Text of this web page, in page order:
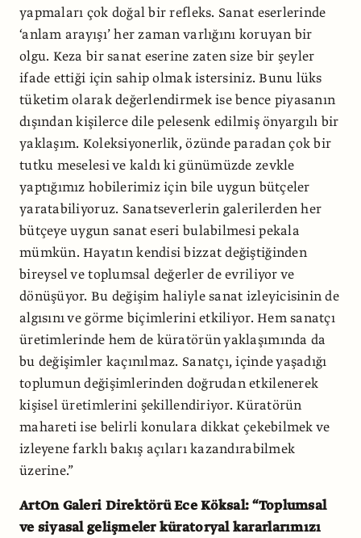
yapmaları çok doğal bir refleks. Sanat eserlerinde
‘anlam arayışı’ her zaman varlığını koruyan bir
olgu. Keza bir sanat eserine zaten size bir şeyler
ifade ettiği için sahip olmak istersiniz. Bunu lüks
tüketim olarak değerlendirmek ise bence piyasanın
dışından kişilerce dile pelesenk edilmiş önyargılı bir
yaklaşım. Koleksiyonerlik, özünde paradan çok bir
tutku meselesi ve kaldı ki günümüzde zevkle
yaptığımız hobilerimiz için bile uygun bütçeler
yaratabiliyoruz. Sanatseverlerin galerilerden her
bütçeye uygun sanat eseri bulabilmesi pekala
mümkün. Hayatın kendisi bizzat değiştiğinden
bireysel ve toplumsal değerler de evriliyor ve
dönüşüyor. Bu değişim haliyle sanat izleyicisinin de
algısını ve görme biçimlerini etkiliyor. Hem sanatçı
üretimlerinde hem de küratörün yaklaşımında da
bu değişimler kaçınılmaz. Sanatçı, içinde yaşadığı
toplumun değişimlerinden doğrudan etkilenerek
kişisel üretimlerini şekillendiriyor. Küratörün
mahareti ise belirli konulara dikkat çekebilmek ve
izleyene farklı bakış açıları kazandırabilmek
üzerine.”
ArtOn Galeri Direktörü Ece Köksal: “Toplumsal
ve siyasal gelişmeler küratoryal kararlarımızı